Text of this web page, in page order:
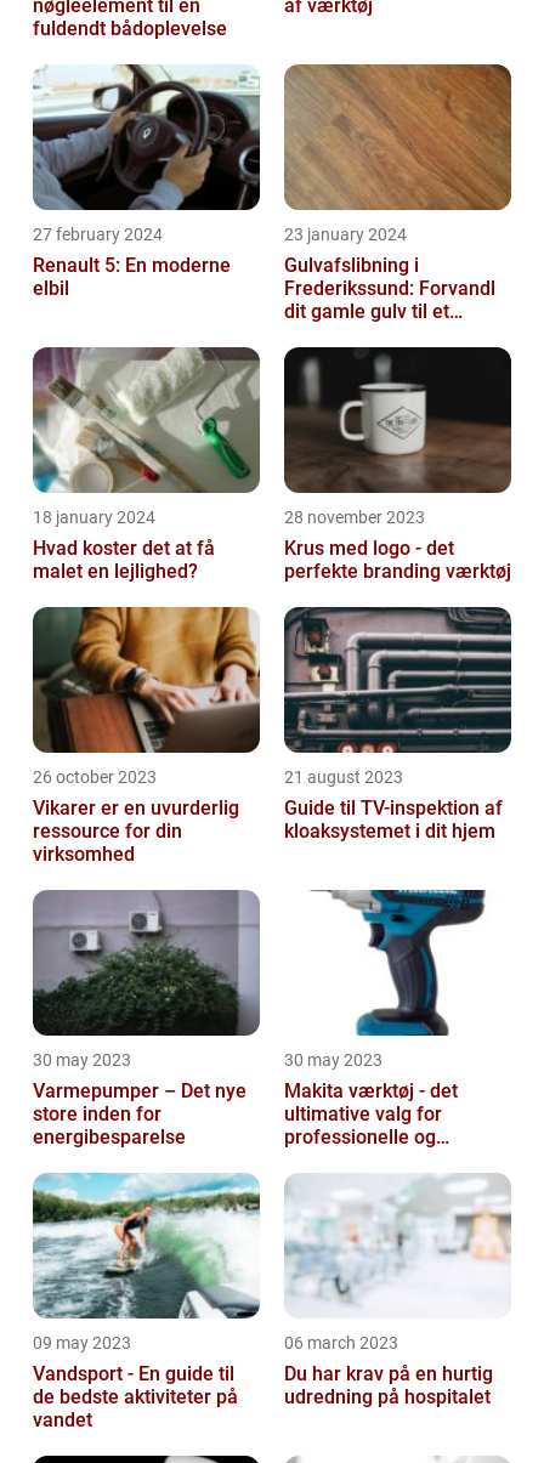
nøgleelement til en
fuldendt bådoplevelse
af værktøj
27 february 2024
Renault 5: En moderne
elbil
23 january 2024
Gulvafslibning i
Frederikssund: Forvandl
dit gamle gulv til et
18 january 2024
Hvad koster det at få
malet en lejlighed?
28 november 2023
Krus med logo - det
perfekte branding værktøj
26 october 2023
Vikarer er en uvurderlig
ressource for din
virksomhed
21 august 2023
Guide til TV-inspektion af
kloaksystemet i dit hjem
30 may 2023
Varmepumper – Det nye
store inden for
energibesparelse
30 may 2023
Makita værktøj - det
ultimative valg for
professionelle og
selv'ere
09 may 2023
Vandsport - En guide til
de bedste aktiviteter på
vandet
06 march 2023
Du har krav på en hurtig
udredning på hospitalet